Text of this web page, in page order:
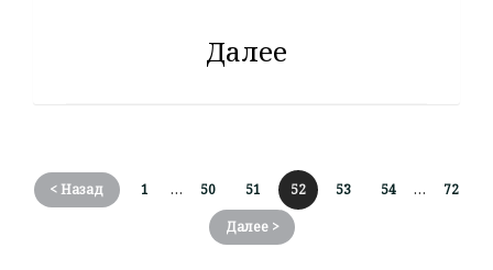
Далее
< Назад 1 … 50 51 52 53 54 …
72
Далее >